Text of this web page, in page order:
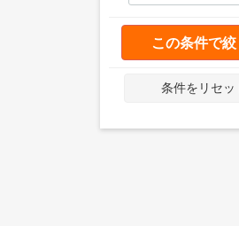
この条件で
条件をリセッ